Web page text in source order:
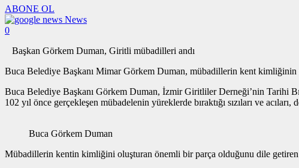
ABONE OL
News
0
Başkan Görkem Duman, Giritli mübadilleri andı
Buca Belediye Başkanı Mimar Görkem Duman, mübadillerin kent kimliğinin
Buca Belediye Başkanı Görkem Duman, İzmir Giritliler Derneği’nin Tarihi
102 yıl önce gerçekleşen mübadelenin yüreklerde bıraktığı sızıları ve
Buca Görkem Duman
Mübadillerin kentin kimliğini oluşturan önemli bir parça olduğunu dile